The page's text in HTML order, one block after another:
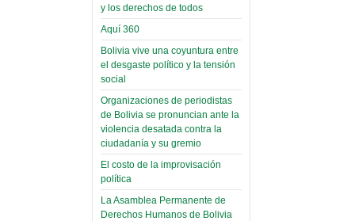
y los derechos de todos
Aquí 360
Bolivia vive una coyuntura entre
el desgaste político y la tensión
social
Organizaciones de periodistas
de Bolivia se pronuncian ante la
violencia desatada contra la
ciudadanía y su gremio
El costo de la improvisación
política
La Asamblea Permanente de
Derechos Humanos de Bolivia